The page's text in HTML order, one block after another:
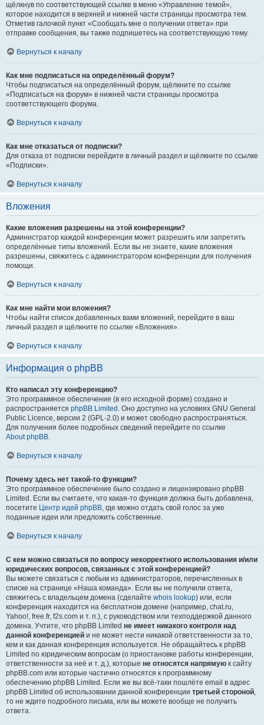
щёлкнув по соответствующей ссылке в меню «Управление темой»,
которое находится в верхней и нижней части страницы просмотра тем.
Отметив галочкой пункт «Сообщать мне о получении ответа» при
отправке сообщения, вы также подпишетесь на соответствующую тему.
Вернуться к началу
Как мне подписаться на определённый форум?
Чтобы подписаться на определённый форум, щёлкните по ссылке
«Подписаться на форум» в нижней части страницы просмотра
соответствующего форума.
Вернуться к началу
Как мне отказаться от подписки?
Для отказа от подписки перейдите в личный раздел и щёлкните по ссылке
«Подписки».
Вернуться к началу
Вложения
Какие вложения разрешены на этой конференции?
Администратор каждой конференции может разрешить или запретить
определённые типы вложений. Если вы не знаете, какие вложения
разрешены, свяжитесь с администратором конференции для получения
помощи.
Вернуться к началу
Как мне найти мои вложения?
Чтобы найти список добавленных вами вложений, перейдите в ваш
личный раздел и щёлкните по ссылке «Вложения».
Вернуться к началу
Информация о phpBB
Кто написал эту конференцию?
Это программное обеспечение (в его исходной форме) создано и
распространяется phpBB Limited . Оно доступно на условиях GNU General
Public Licence, версии 2 (GPL-2.0) и может свободно распространяться.
Для получения более подробных сведений перейдите по ссылке
About phpBB.
Вернуться к началу
Почему здесь нет такой-то функции?
Это программное обеспечение было создано и лицензировано phpBB
Limited. Если вы считаете, что какая-то функция должна быть добавлена,
посетите Центр идей phpBB, где можно отдать свой голос за уже
поданные идеи или предложить собственные.
Вернуться к началу
С кем можно связаться по вопросу некорректного использования и/или
юридических вопросов, связанных с этой конференцией?
Вы можете связаться с любым из администраторов, перечисленных в
списке на странице «Наша команда». Если вы не получили ответа,
свяжитесь с владельцем домена (сделайте whois lookup) или, если
конференция находится на бесплатном домене (например, chat.ru,
Yahoo!, free.fr, f2s.com и т. п.), с руководством или техподдержкой данного
домена. Учтите, что phpBB Limited не имеет никакого контроля над
данной конференцией и не может нести никакой ответственности за то,
кем и как данная конференция используется. Не обращайтесь к phpBB
Limited по юридическим вопросам (о приостановке работы конференции,
ответственности за неё и т. д.), которые не относятся напрямую к сайту
phpBB.com или которые частично относятся к программному
обеспечению phpBB Limited. Если же вы всё-таки пошлёте email в адрес
phpBB Limited об использовании данной конференции третьей стороной,
то не ждите подробного письма, или вы можете вообще не получить
ответа.